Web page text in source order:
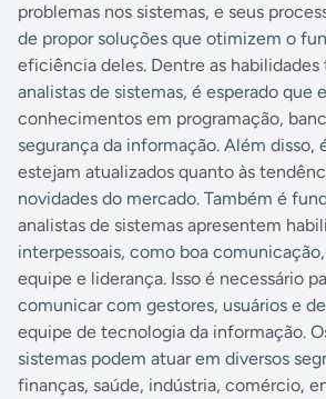
problemas nos sistemas, e seus
de propor soluções que otimizem o
eficiência deles. Dentre as habilidades
analistas de sistemas, é esperado que
conhecimentos em programação,
segurança da informação. Além disso,
estejam atualizados quanto às
novidades do mercado. Também é
analistas de sistemas apresentem
interpessoais, como boa
equipe e liderança. Isso é necessário
comunicar com gestores, usuários e
equipe de tecnologia da informação.
sistemas podem atuar em diversos
finanças, saúde, indústria, comércio,